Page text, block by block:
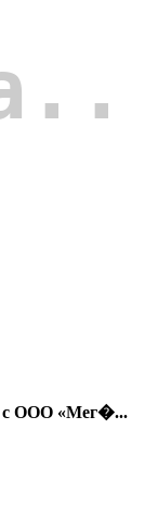
ООО «Мег�...